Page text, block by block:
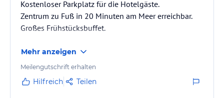
Kostenloser Parkplatz für die Hotelgäste.
Zentrum zu Fuß in 20 Minuten am Meer erreichbar.
Großes Frühstücksbuffet.
Mehr anzeigen
Meilengutschrift erhalten
Hilfreich Teilen